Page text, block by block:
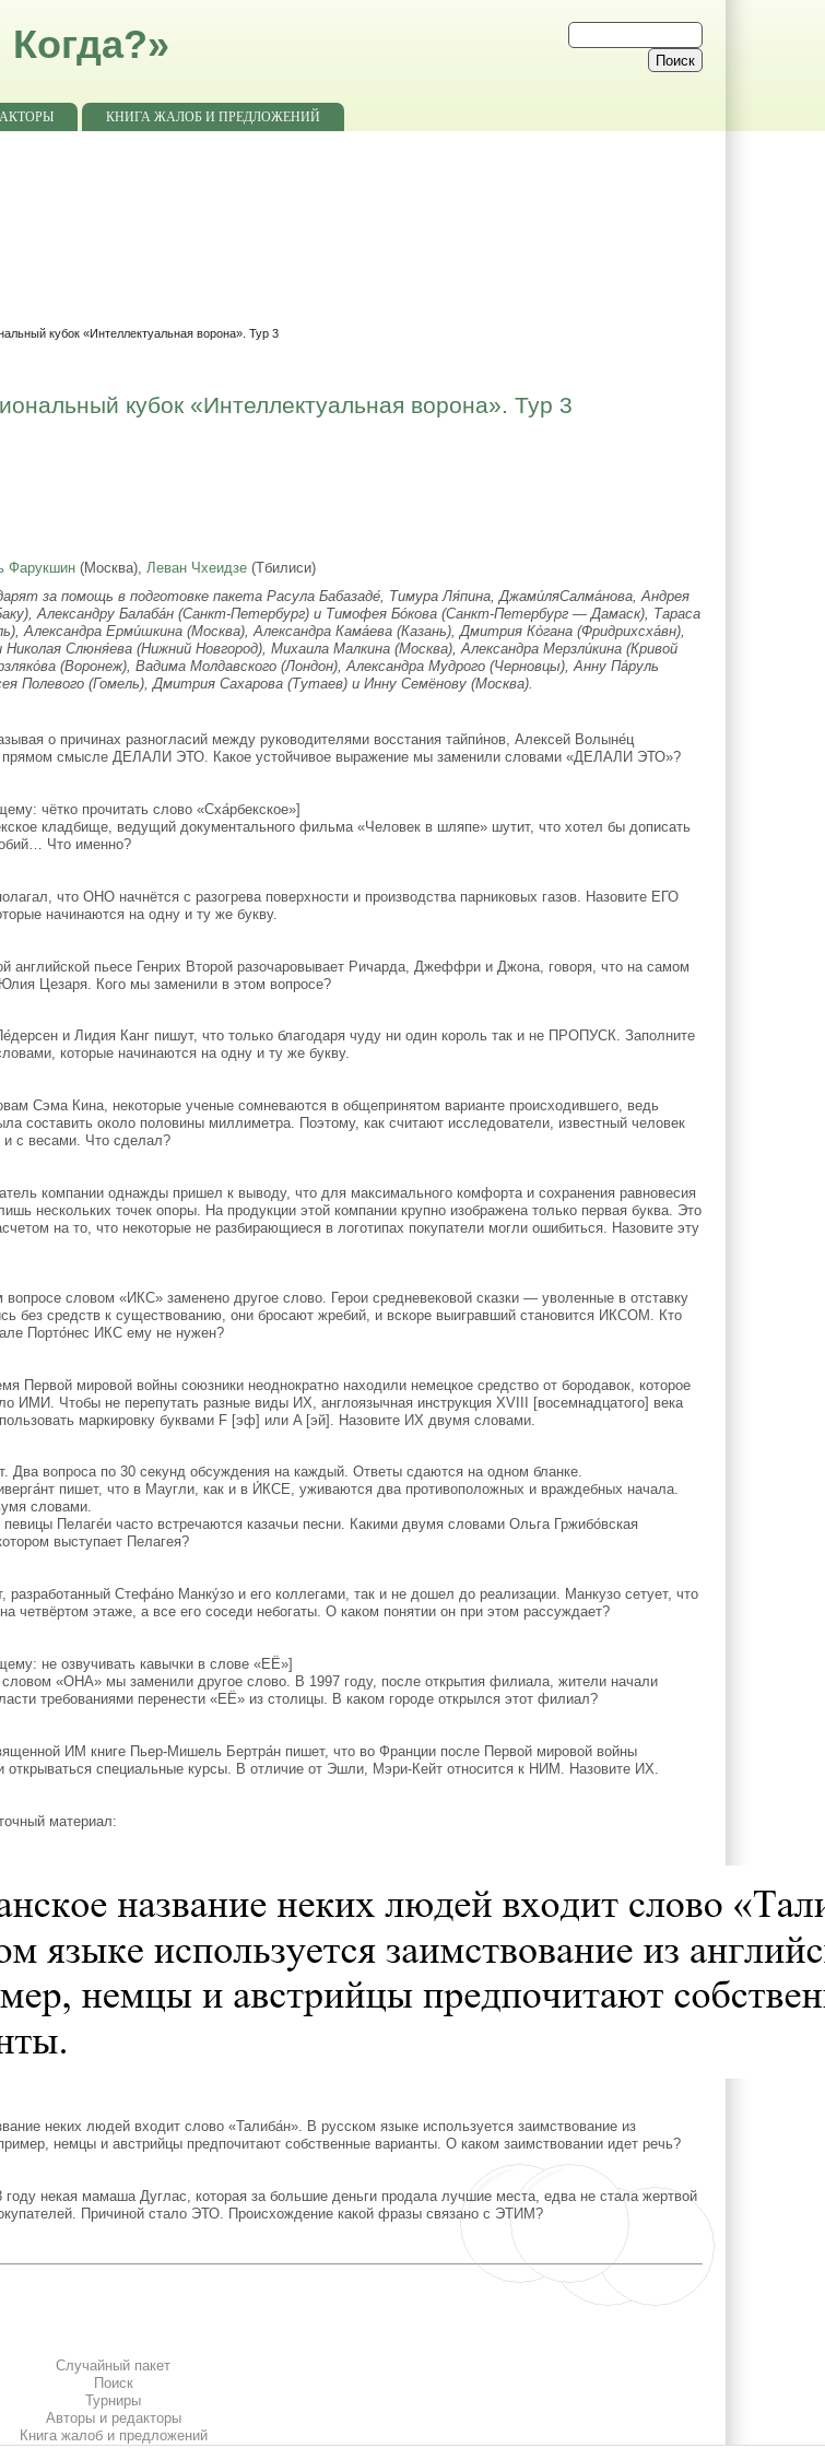
КНИГА ЖАЛОБ И ПРЕДЛОЖЕНИЙ
кубок «Интеллектуальная ворона». Тур 3
кубок «Интеллектуальная ворона». Тур 3
Фарукшин (Москва),Леван Чхеидзе (Тбилиси)
за помощь в подготовке пакета Расула Бабазаде́, Тимура Ля́пина, Джами́ляСалма́нова, Андрея
Александру Балаба́н (Санкт-Петербург) и Тимофея Бо́кова (Санкт-Петербург — Дамаск), Тараса
Александра Ерми́шкина (Москва), Александра Кама́ева (Казань), Дмитрия Ко́гана (Фридрихсха́вн),
Николая Слюня́ева (Нижний Новгород), Михаила Малкина (Москва), Александра Мерзли́кина (Кривой
(Воронеж), Вадима Молдавского (Лондон), Александра Мудрого (Черновцы), Анну Па́руль
Полевого (Гомель), Дмитрия Сахарова (Тутаев) и Инну Семёнову (Москва).
о причинах разногласий между руководителями восстания тайпи́нов, Алексей Волыне́ц
прямом смысле ДЕЛАЛИ ЭТО. Какое устойчивое выражение мы заменили словами «ДЕЛАЛИ ЭТО»?
чётко прочитать слово «Сха́рбекское»]
кладбище, ведущий документального фильма «Человек в шляпе» шутит, что хотел бы дописать
Что именно?
что ОНО начнётся с разогрева поверхности и производства парниковых газов. Назовите ЕГО
начинаются на одну и ту же букву.
английской пьесе Генрих Второй разочаровывает Ричарда, Джеффри и Джона, говоря, что на самом
Цезаря. Кого мы заменили в этом вопросе?
и Лидия Канг пишут, что только благодаря чуду ни один король так и не ПРОПУСК. Заполните
которые начинаются на одну и ту же букву.
Сэма Кина, некоторые ученые сомневаются в общепринятом варианте происходившего, ведь
составить около половины миллиметра. Поэтому, как считают исследователи, известный человек
с весами. Что сделал?
компании однажды пришел к выводу, что для максимального комфорта и сохранения равновесия
нескольких точек опоры. На продукции этой компании крупно изображена только первая буква. Это
на то, что некоторые не разбирающиеся в логотипах покупатели могли ошибиться. Назовите эту
вопросе словом «ИКС» заменено другое слово. Герои средневековой сказки — уволенные в отставку
без средств к существованию, они бросают жребий, и вскоре выигравший становится ИКСОМ. Кто
Порто́нес ИКС ему не нужен?
Первой мировой войны союзники неоднократно находили немецкое средство от бородавок, которое
ИМИ. Чтобы не перепутать разные виды ИХ, англоязычная инструкция XVIII [восемнадцатого] века
маркировку буквами F [эф] или A [эй]. Назовите ИХ двумя словами.
Два вопроса по 30 секунд обсуждения на каждый. Ответы сдаются на одном бланке.
пишет, что в Маугли, как и в И́КСЕ, уживаются два противоположных и враждебных начала.
словами.
Пелаге́и часто встречаются казачьи песни. Какими двумя словами Ольга Гржибо́вская
выступает Пелагея?
разработанный Стефа́но Манку́зо и его коллегами, так и не дошел до реализации. Манкузо сетует, что
четвёртом этаже, а все его соседи небогаты. О каком понятии он при этом рассуждает?
не озвучивать кавычки в слове «ЕЁ»]
«ОНА» мы заменили другое слово. В 1997 году, после открытия филиала, жители начали
требованиями перенести «ЕЁ» из столицы. В каком городе открылся этот филиал?
ИМ книге Пьер-Мишель Бертра́н пишет, что во Франции после Первой мировой войны
открываться специальные курсы. В отличие от Эшли, Мэри-Кейт относится к НИМ. Назовите ИХ.
материал:
неких людей входит слово «Талиба́н». В русском языке используется заимствование из
немцы и австрийцы предпочитают собственные варианты. О каком заимствовании идет речь?
году некая мамаша Дуглас, которая за большие деньги продала лучшие места, едва не стала жертвой
Причиной стало ЭТО. Происхождение какой фразы связано с ЭТИМ?
Случайный пакет
Поиск
Турниры
Авторы и редакторы
Книга жалоб и предложений